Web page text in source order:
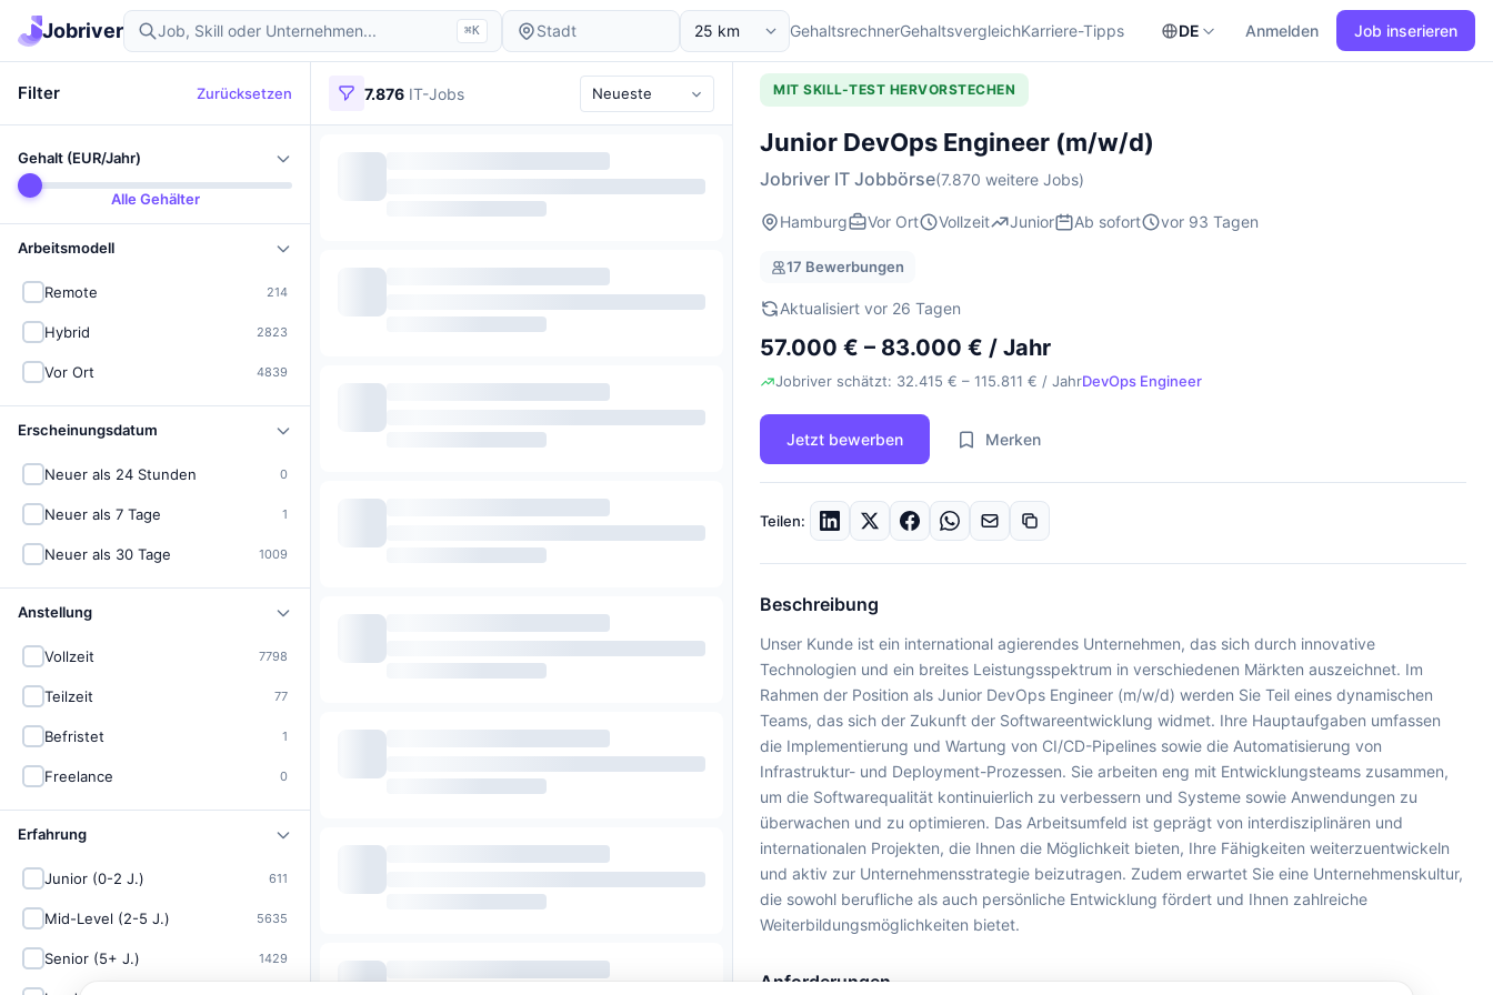
Jobriver ⌘K GehaltsrechnerGehaltsvergleichKarriere-Tipps DE Anmelden Job inserieren
Filter Zurücksetzen
Gehalt (EUR/Jahr)
Alle Gehälter
Arbeitsmodell
Remote 214
Hybrid 2823
Vor Ort 4839
Erscheinungsdatum
Neuer als 24 Stunden 0
Neuer als 7 Tage 1
Neuer als 30 Tage 1009
Anstellung
Vollzeit 7798
Teilzeit 77
Befristet 1
Freelance 0
Erfahrung
Junior (0-2 J.) 611
Mid-Level (2-5 J.) 5635
Senior (5+ J.) 1429
7.876 IT-Jobs MIT SKILL-TEST HERVORSTECHEN
Junior DevOps Engineer (m/w/d)
Jobriver IT Jobbörse(7.870 weitere Jobs)
Hamburg Vor Ort Vollzeit Junior Ab sofort vor 93 Tagen
17 Bewerbungen
Aktualisiert vor 26 Tagen
57.000 € – 83.000 € / Jahr
Jobriver schätzt: 32.415 € – 115.811 € / JahrDevOps Engineer
Jetzt bewerben Merken
Teilen:
Beschreibung
Unser Kunde ist ein international agierendes Unternehmen, das sich durch innovative
Technologien und ein breites Leistungsspektrum in verschiedenen Märkten auszeichnet. Im
Rahmen der Position als Junior DevOps Engineer (m/w/d) werden Sie Teil eines dynamischen
Teams, das sich der Zukunft der Softwareentwicklung widmet. Ihre Hauptaufgaben umfassen
die Implementierung und Wartung von CI/CD-Pipelines sowie die Automatisierung von
Infrastruktur- und Deployment-Prozessen. Sie arbeiten eng mit Entwicklungsteams zusammen,
um die Softwarequalität kontinuierlich zu verbessern und Systeme sowie Anwendungen zu
überwachen und zu optimieren. Das Arbeitsumfeld ist geprägt von interdisziplinären und
internationalen Projekten, die Ihnen die Möglichkeit bieten, Ihre Fähigkeiten weiterzuentwickeln
und aktiv zur Unternehmensstrategie beizutragen. Zudem erwartet Sie eine Unternehmenskultur,
die sowohl berufliche als auch persönliche Entwicklung fördert und Ihnen zahlreiche
Weiterbildungsmöglichkeiten bietet.
Anforderungen